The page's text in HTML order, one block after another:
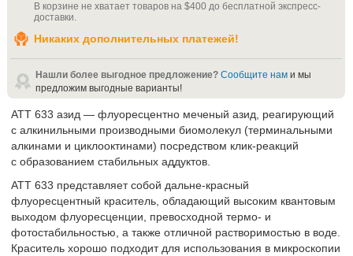
В корзине не хватает товаров на $400 до бесплатной экспресс-
доставки.
Никаких дополнительных платежей!
Нашли более выгодное предложение? Сообщите нам и мы
предложим выгодные варианты!
ATT 633 азид — флуоресцентно меченый азид, реагирующий
с алкинильными производными биомолекул (терминальными
алкинами и циклооктинами) посредством клик-реакций
с образованием стабильных аддуктов.
ATT 633 представляет собой дальне-красный
флуоресцентный краситель, обладающий высоким квантовым
выходом флуоресценции, превосходной термо- и
фотостабильностью, а также отличной растворимостью в воде.
Краситель хорошо подходит для использования в микроскопии